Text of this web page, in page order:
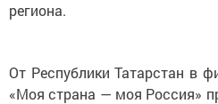
региона.
От Республики Татарстан в
«Моя страна — моя Россия»